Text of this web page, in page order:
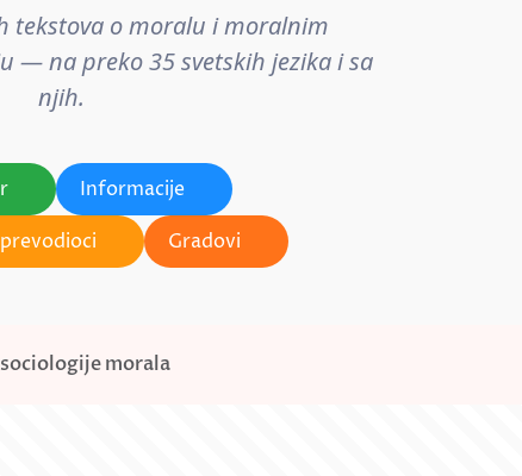
tekstova o moralu i moralnim
— na preko 35 svetskih jezika i sa
njih.
Informacije
Gradovi
morala